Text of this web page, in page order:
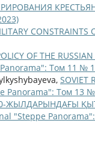
CONSTRAINTS
OF THE
Том 11 №
SOVIET
Panorama": Том 13
ЖЫЛДАРЫНДАҒЫ
"Steppe